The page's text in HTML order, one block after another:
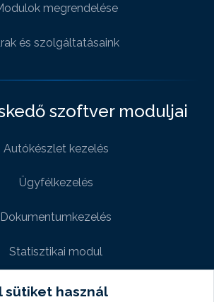
sütiket használ
megrendelése
és szolgáltatásaink
szoftver moduljai
Autókészlet kezelés
Ügyfélkezelés
Dokumentumkezelés
Statisztikai modul
Weboldal modul